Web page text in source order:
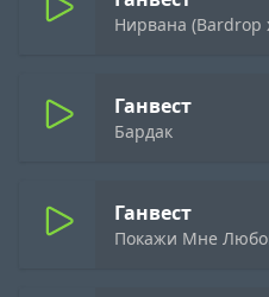
Нирвана (Bardrop
Ганвест
Бардак
Ганвест
Покажи Мне